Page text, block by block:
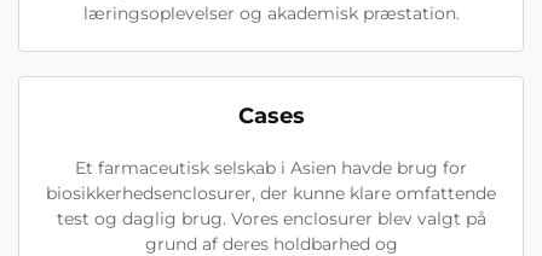
læringsoplevelser og akademisk præstation.
Cases
Et farmaceutisk selskab i Asien havde brug for
biosikkerhedsenclosurer, der kunne klare omfattende
test og daglig brug. Vores enclosurer blev valgt på
grund af deres holdbarhed og